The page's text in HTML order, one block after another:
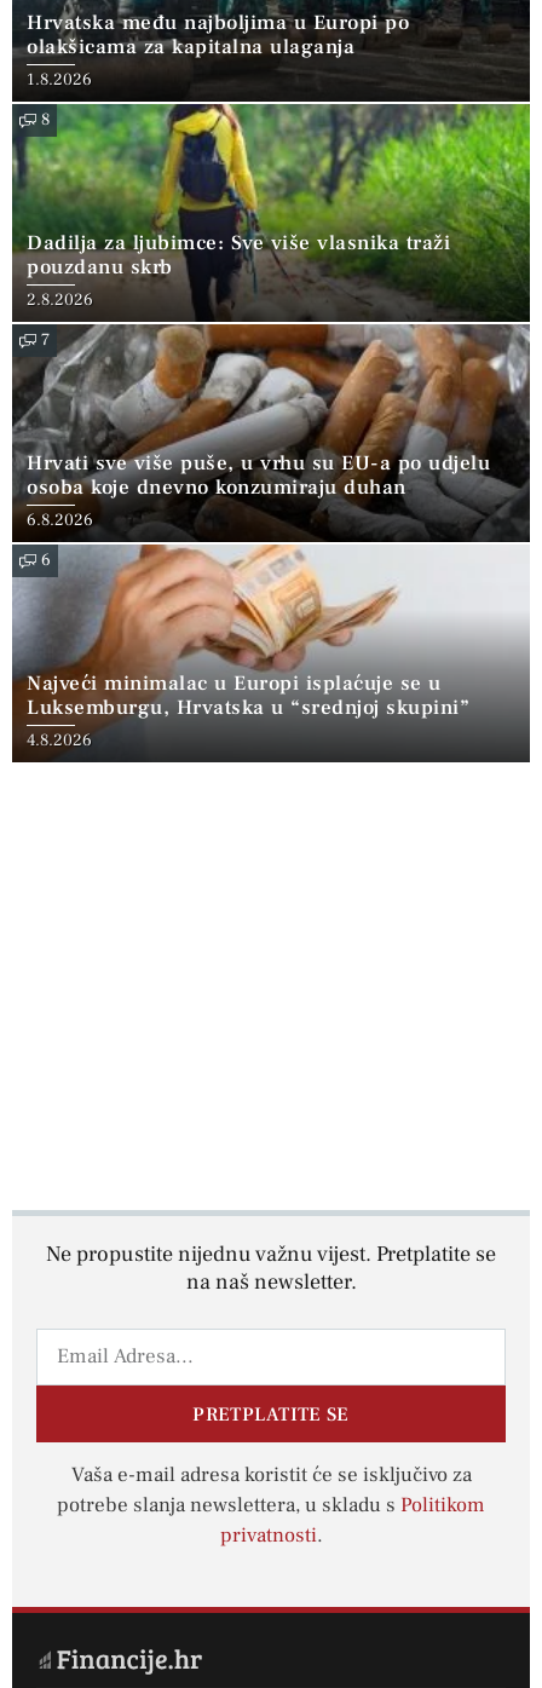
Hrvatska među najboljima u Europi po
olakšicama za kapitalna ulaganja
1.8.2026
8
Dadilja za ljubimce: Sve više vlasnika traži
pouzdanu skrb
2.8.2026
7
Hrvati sve više puše, u vrhu su EU-a po udjelu
osoba koje dnevno konzumiraju duhan
6.8.2026
6
Najveći minimalac u Europi isplaćuje se u
Luksemburgu, Hrvatska u “srednjoj skupini”
4.8.2026
Ne propustite nijednu važnu vijest. Pretplatite se
na naš newsletter.
PRETPLATITE SE
Vaša e-mail adresa koristit će se isključivo za
potrebe slanja newslettera, u skladu s Politikom
privatnosti.